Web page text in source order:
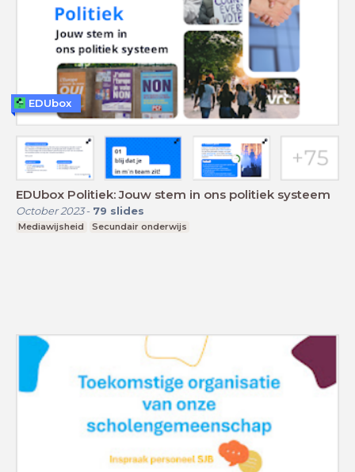
EDUbox Politiek: Jouw stem in ons politiek systeem
October 2023- 79 slides
Mediawijsheid Secundair onderwijs
EDUbox